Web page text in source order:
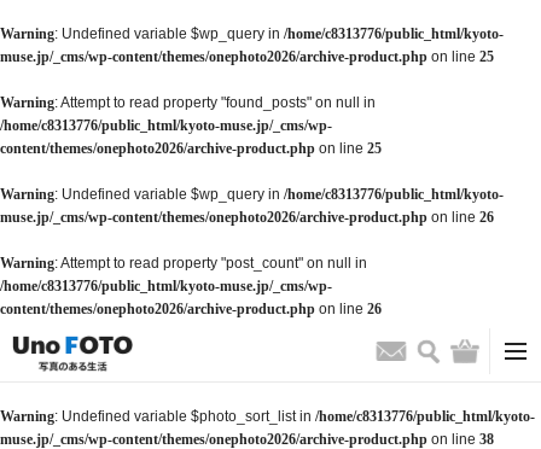
Warning: Undefined variable $wp_query in /home/c8313776/public_html/kyoto-
muse.jp/_cms/wp-content/themes/onephoto2026/archive-product.php on line 25
Warning: Attempt to read property "found_posts" on null in
/home/c8313776/public_html/kyoto-muse.jp/_cms/wp-
content/themes/onephoto2026/archive-product.php on line 25
Warning: Undefined variable $wp_query in /home/c8313776/public_html/kyoto-
muse.jp/_cms/wp-content/themes/onephoto2026/archive-product.php on line 26
Warning: Attempt to read property "post_count" on null in
/home/c8313776/public_html/kyoto-muse.jp/_cms/wp-
content/themes/onephoto2026/archive-product.php on line 26
お問い合わせ
検索 バッグ
Warning: Undefined variable $photo_sort_list in /home/c8313776/public_html/kyoto-
muse.jp/_cms/wp-content/themes/onephoto2026/archive-product.php on line 38